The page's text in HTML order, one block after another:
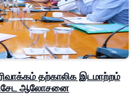
தற்காலிக இடமாற்றம்
ஆலோசனை